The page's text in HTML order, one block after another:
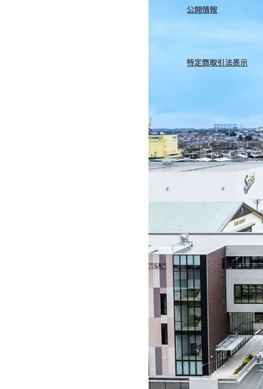
公開情報
特定商取引法表示